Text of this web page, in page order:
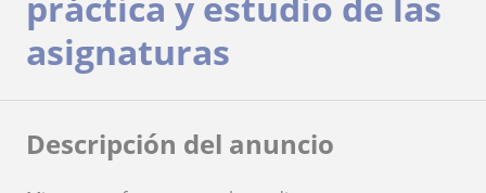
asignaturas
Descripción del anuncio